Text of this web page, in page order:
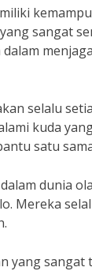
sangat
selalu
kuda
satu
dunia
Mereka
yang sangat